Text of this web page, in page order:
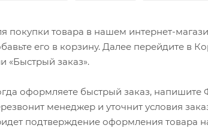
покупки товара в нашем интернет-
его в корзину. Далее перейдите в
«Быстрый заказ».
оформляете быстрый заказ,
менеджер и уточнит условия
подтверждение оформления товара